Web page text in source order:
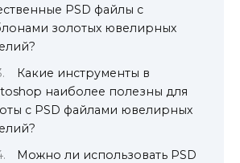
PSD файлы с
золотых ювелирных
Какие инструменты в
наиболее полезны для
с PSD файлами ювелирных
Можно ли использовать PSD